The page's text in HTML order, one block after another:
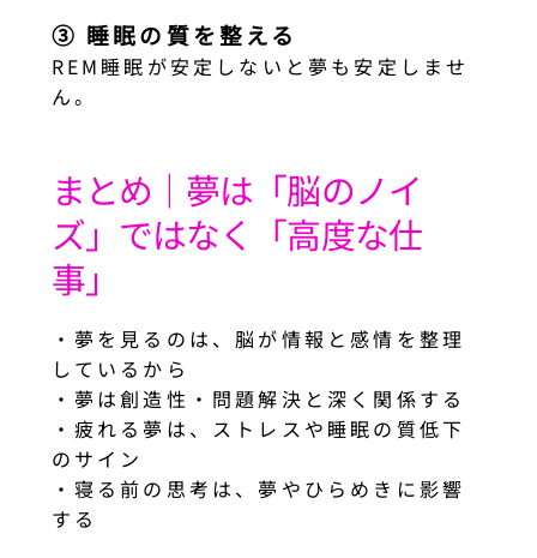
③ 睡眠の質を整える
REM睡眠が安定しないと夢も安定しませ
ん。
まとめ｜夢は「脳のノイ
ズ」ではなく「高度な仕
事」
・夢を見るのは、脳が情報と感情を整理
しているから
・夢は創造性・問題解決と深く関係する
・疲れる夢は、ストレスや睡眠の質低下
のサイン
・寝る前の思考は、夢やひらめきに影響
する